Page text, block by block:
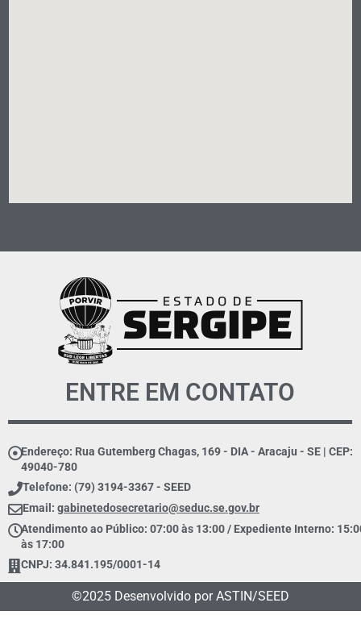
ENTRE EM CONTATO
Endereço: Rua Gutemberg Chagas, 169 - DIA - Aracaju - SE | CEP:
49040-780
Telefone: (79) 3194-3367 - SEED
Email: gabinetedosecretario@seduc.se.gov.br
Atendimento ao Público: 07:00 às 13:00 / Expediente Interno:
às 17:00
CNPJ: 34.841.195/0001-14
©2025 Desenvolvido por ASTIN/SEED